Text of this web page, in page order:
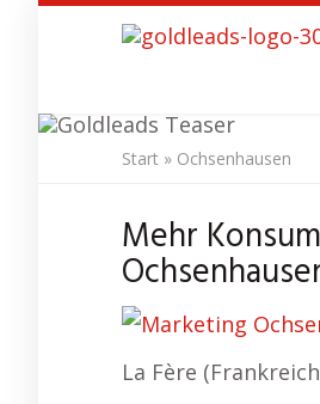
content
SEO
Start » Ochsenhausen
Mehr
La Fère